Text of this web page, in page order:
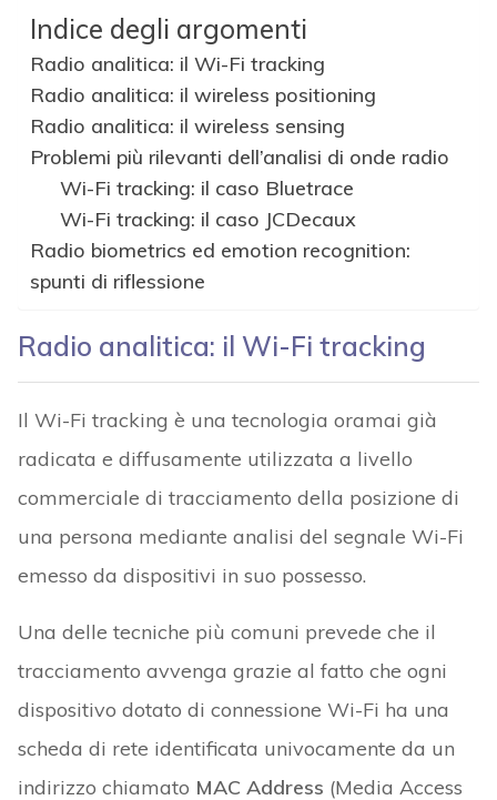
Indice degli argomenti
Radio analitica: il Wi-Fi tracking
Radio analitica: il wireless positioning
Radio analitica: il wireless sensing
Problemi più rilevanti dell’analisi di onde radio
Wi-Fi tracking: il caso Bluetrace
Wi-Fi tracking: il caso JCDecaux
Radio biometrics ed emotion recognition:
spunti di riflessione
Radio analitica: il Wi-Fi tracking
Il Wi-Fi tracking è una tecnologia oramai già
radicata e diffusamente utilizzata a livello
commerciale di tracciamento della posizione di
una persona mediante analisi del segnale Wi-Fi
emesso da dispositivi in suo possesso.
Una delle tecniche più comuni prevede che il
tracciamento avvenga grazie al fatto che ogni
dispositivo dotato di connessione Wi-Fi ha una
scheda di rete identificata univocamente da un
indirizzo chiamato MAC Address (Media Access